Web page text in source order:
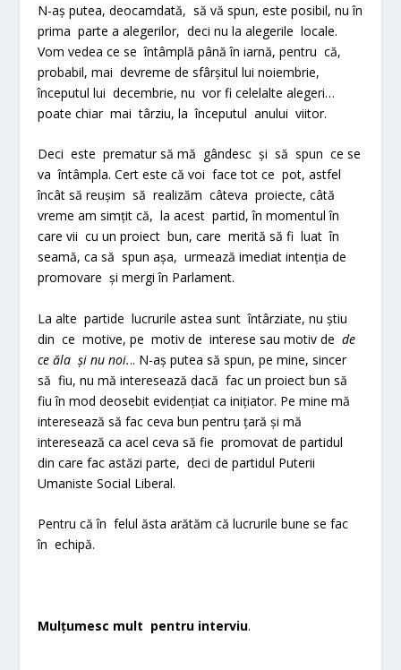
N-aș putea, deocamdată, să vă spun, este posibil, nu în
prima parte a alegerilor, deci nu la alegerile locale.
Vom vedea ce se întâmplă până în iarnă, pentru că,
probabil, mai devreme de sfârșitul lui noiembrie,
începutul lui decembrie, nu vor fi celelalte alegeri…
poate chiar mai târziu, la începutul anului viitor.
Deci este prematur să mă gândesc și să spun ce se
va întâmpla. Cert este că voi face tot ce pot, astfel
încât să reușim să realizăm câteva proiecte, câtă
vreme am simțit că, la acest partid, în momentul în
care vii cu un proiect bun, care merită să fi luat în
seamă, ca să spun așa, urmează imediat intenția de
promovare și mergi în Parlament.
La alte partide lucrurile astea sunt întârziate, nu știu
din ce motive, pe motiv de interese sau motiv dede
ce ăla și nu noi... N-aș putea să spun, pe mine, sincer
să fiu, nu mă interesează dacă fac un proiect bun să
fiu în mod deosebit evidențiat ca inițiator. Pe mine mă
interesează să fac ceva bun pentru țară și mă
interesează ca acel ceva să fie promovat de partidul
din care fac astăzi parte, deci de partidul Puterii
Umaniste Social Liberal.
Pentru că în felul ăsta arătăm că lucrurile bune se fac
în echipă.
Mulțumesc mult pentru interviu.